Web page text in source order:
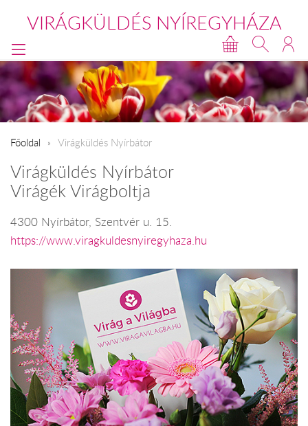
VIRÁGKÜLDÉS NYÍREGYHÁZA
Főoldal Virágküldés Nyírbátor
Virágküldés Nyírbátor
Virágék Virágboltja
4300 Nyírbátor, Szentvér u. 15.
https://www.viragkuldesnyiregyhaza.hu